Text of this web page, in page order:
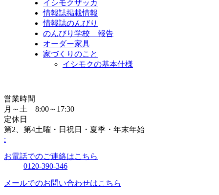
イシモクザッカ
情報誌掲載情報
情報誌のんびり
のんびり学校 報告
オーダー家具
家づくりのこと
イシモクの基本仕様
営業時間
月～土 8:00～17:30
定休日
第2、第4土曜・日祝日・夏季・年末年始
:
お電話でのご連絡はこちら
0120-390-346
メールでのお問い合わせはこちら